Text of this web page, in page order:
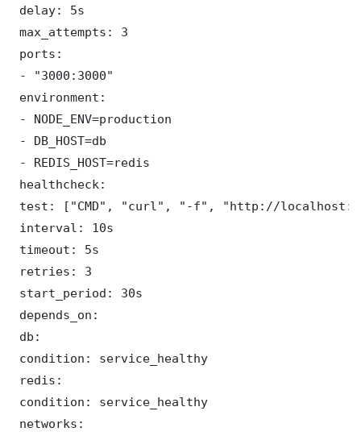
delay: 5s
max_attempts: 3
ports:
- "3000:3000"
environment:
- NODE_ENV=production
- DB_HOST=db
- REDIS_HOST=redis
healthcheck:
test: ["CMD", "curl", "-f", "http://
interval: 10s
timeout: 5s
retries: 3
start_period: 30s
depends_on:
db:
condition: service_healthy
redis:
condition: service_healthy
networks: